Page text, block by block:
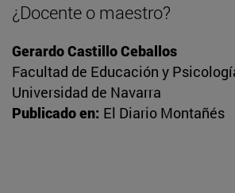
¿Docente o maestro?
Gerardo Castillo Ceballos
Facultad de Educación y
Universidad de Navarra
Publicado en: El Diario Montañés